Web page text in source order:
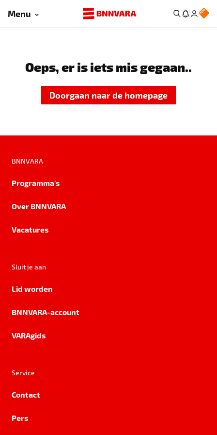
Menu
Oeps, er is iets mis gegaan..
Doorgaan naar de homepage
BNNVARA
Programma's
Over BNNVARA
Vacatures
Sluit je aan
Lid worden
BNNVARA-account
VARAgids
Service
Contact
Pers